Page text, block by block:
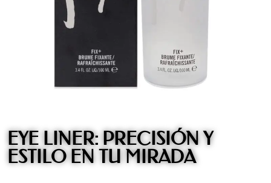
EYE LINER: PRECISIÓN Y
ESTILO EN TU MIRADA